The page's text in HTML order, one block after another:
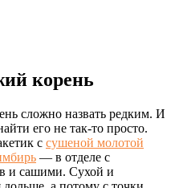
корень
сложно назвать редким. И
его не так-то просто.
с сушеной молотой
— в отделе с
и сашими. Сухой и